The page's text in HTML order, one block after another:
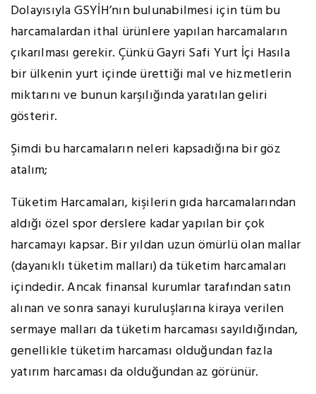
Dolayısıyla GSYİH’nın bulunabilmesi için tüm bu
harcamalardan ithal ürünlere yapılan harcamaların
çıkarılması gerekir. Çünkü Gayri Safi Yurt İçi Hasıla
bir ülkenin yurt içinde ürettiği mal ve hizmetlerin
miktarını ve bunun karşılığında yaratılan geliri
gösterir.
Şimdi bu harcamaların neleri kapsadığına bir göz
atalım;
Tüketim Harcamaları, kişilerin gıda harcamalarından
aldığı özel spor derslere kadar yapılan bir çok
harcamayı kapsar. Bir yıldan uzun ömürlü olan mallar
(dayanıklı tüketim malları) da tüketim harcamaları
içindedir. Ancak finansal kurumlar tarafından satın
alınan ve sonra sanayi kuruluşlarına kiraya verilen
sermaye malları da tüketim harcaması sayıldığından,
genellikle tüketim harcaması olduğundan fazla
yatırım harcaması da olduğundan az görünür.